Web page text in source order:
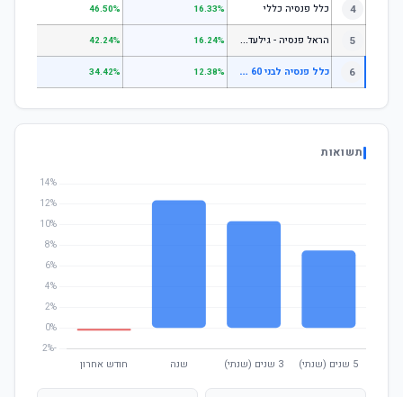
4 כלל פנסיה כללי 16.33%
46.50%
5 ה
ראל פנסיה - גילעד כללי 16.24%
42.24%
6 כ
לל פנסיה לבני 60 ומעלה 12.38%
34.42%
תשואות